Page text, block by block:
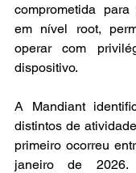
comprometida
em nível root,
operar com
dispositivo.
A Mandiant
distintos de
primeiro ocorreu
janeiro de